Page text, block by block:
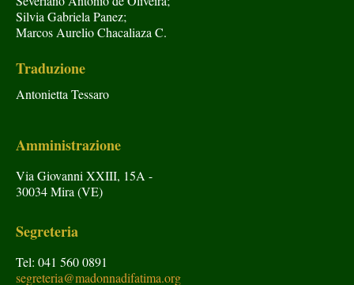
Silvia Gabriela Panez;
Marcos Aurelio Chacaliaza C.
Traduzione
Antonietta Tessaro
Amministrazione
Via Giovanni XXIII, 15A -
30034 Mira (VE)
Segreteria
Tel: 041 560 0891
segreteria@madonnadifatima.org